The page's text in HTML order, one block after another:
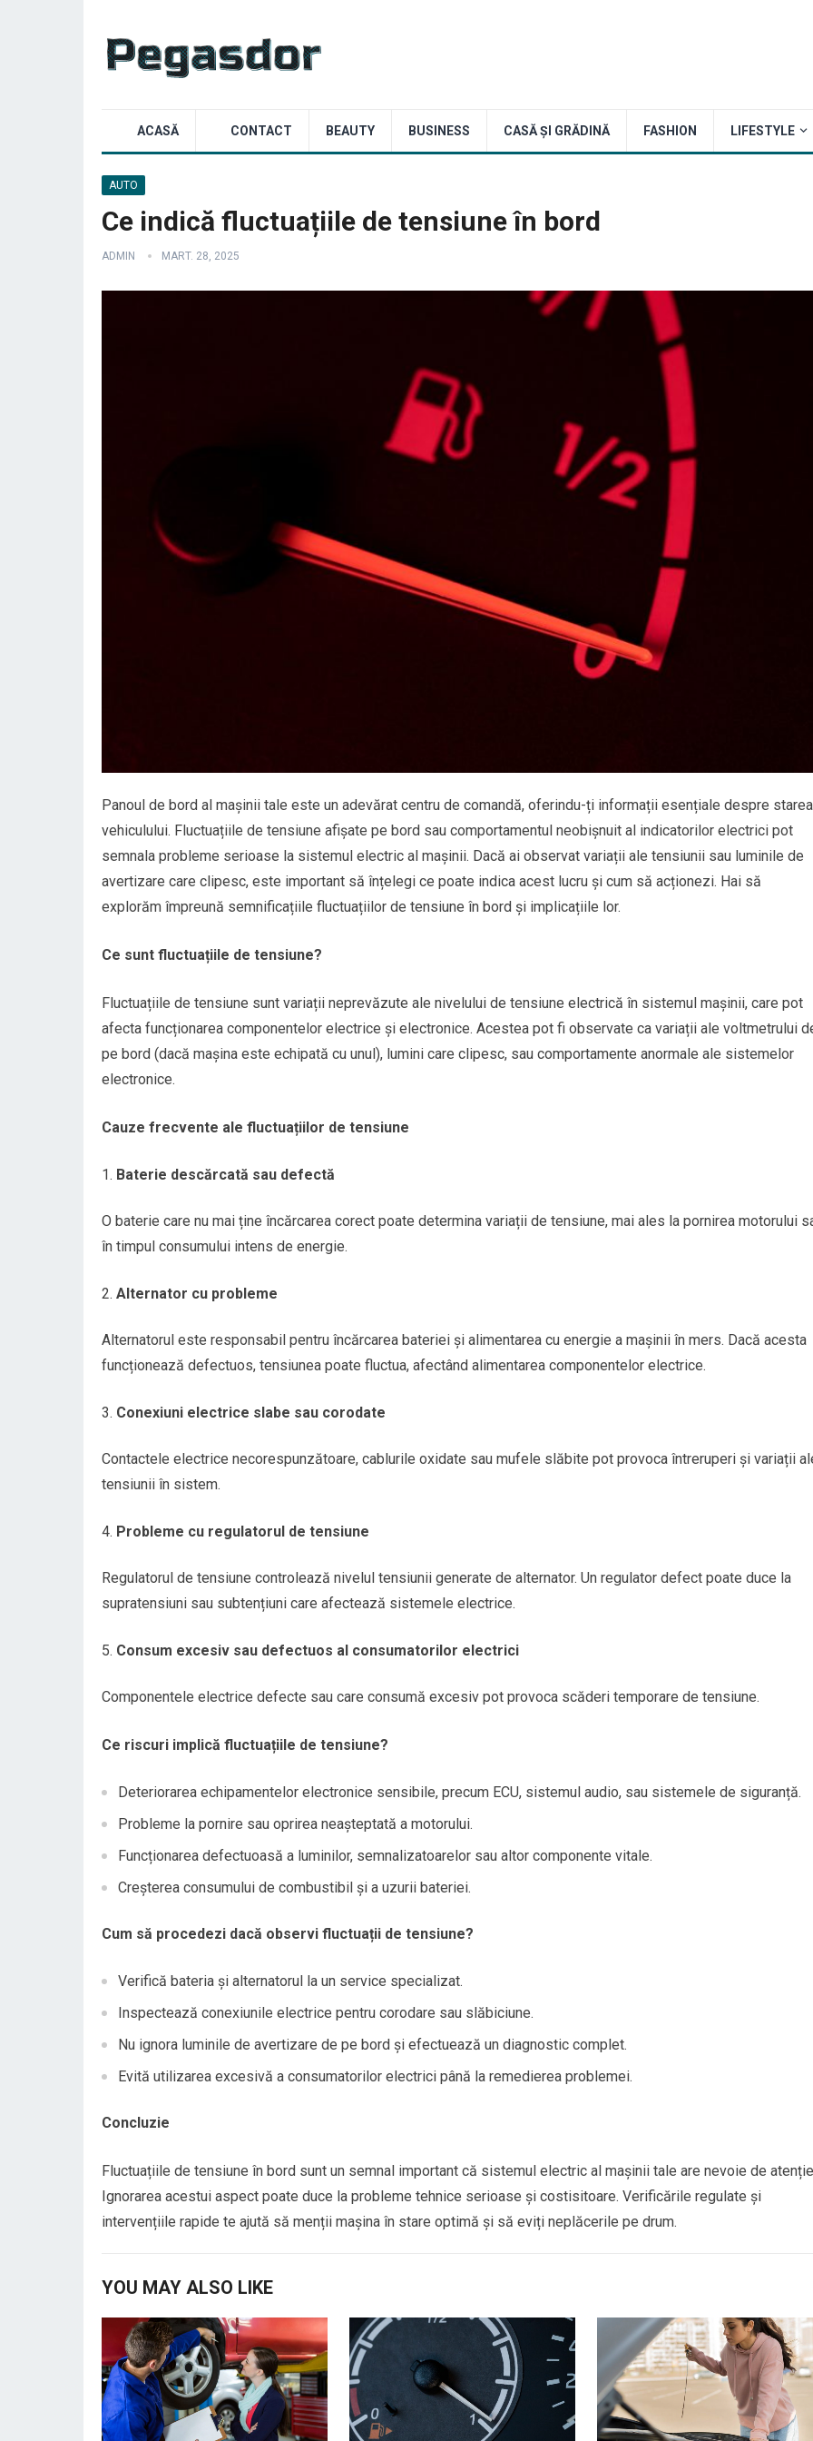
ACASĂ CONTACT BEAUTY BUSINESS CASĂ ȘI GRĂDINĂ FASHION LIFESTYLE
AUTO
Ce indică fluctuațiile de tensiune în bord
ADMIN MART. 28, 2025
Panoul de bord al mașinii tale este un adevărat centru de comandă, oferindu-ți informații esențiale despre starea
vehiculului. Fluctuațiile de tensiune afișate pe bord sau comportamentul neobișnuit al indicatorilor electrici pot
semnala probleme serioase la sistemul electric al mașinii. Dacă ai observat variații ale tensiunii sau luminile de
avertizare care clipesc, este important să înțelegi ce poate indica acest lucru și cum să acționezi. Hai să
explorăm împreună semnificațiile fluctuațiilor de tensiune în bord și implicațiile lor.
Ce sunt fluctuațiile de tensiune?
Fluctuațiile de tensiune sunt variații neprevăzute ale nivelului de tensiune electrică în sistemul mașinii, care pot
afecta funcționarea componentelor electrice și electronice. Acestea pot fi observate ca variații ale voltmetrului
pe bord (dacă mașina este echipată cu unul), lumini care clipesc, sau comportamente anormale ale sistemelor
electronice.
Cauze frecvente ale fluctuațiilor de tensiune
Baterie descărcată sau defectă
O baterie care nu mai ține încărcarea corect poate determina variații de tensiune, mai ales la pornirea motorului
în timpul consumului intens de energie.
Alternator cu probleme
Alternatorul este responsabil pentru încărcarea bateriei și alimentarea cu energie a mașinii în mers. Dacă acesta
funcționează defectuos, tensiunea poate fluctua, afectând alimentarea componentelor electrice.
Conexiuni electrice slabe sau corodate
Contactele electrice necorespunzătoare, cablurile oxidate sau mufele slăbite pot provoca întreruperi și variații
tensiunii în sistem.
Probleme cu regulatorul de tensiune
Regulatorul de tensiune controlează nivelul tensiunii generate de alternator. Un regulator defect poate duce la
supratensiuni sau subtențiuni care afectează sistemele electrice.
Consum excesiv sau defectuos al consumatorilor electrici
Componentele electrice defecte sau care consumă excesiv pot provoca scăderi temporare de tensiune.
Ce riscuri implică fluctuațiile de tensiune?
Deteriorarea echipamentelor electronice sensibile, precum ECU, sistemul audio, sau sistemele de siguranță.
Probleme la pornire sau oprirea neașteptată a motorului.
Funcționarea defectuoasă a luminilor, semnalizatoarelor sau altor componente vitale.
Creșterea consumului de combustibil și a uzurii bateriei.
Cum să procedezi dacă observi fluctuații de tensiune?
Verifică bateria și alternatorul la un service specializat.
Inspectează conexiunile electrice pentru corodare sau slăbiciune.
Nu ignora luminile de avertizare de pe bord și efectuează un diagnostic complet.
Evită utilizarea excesivă a consumatorilor electrici până la remedierea problemei.
Concluzie
Fluctuațiile de tensiune în bord sunt un semnal important că sistemul electric al mașinii tale are nevoie de
Ignorarea acestui aspect poate duce la probleme tehnice serioase și costisitoare. Verificările regulate și
intervențiile rapide te ajută să menții mașina în stare optimă și să eviți neplăcerile pe drum.
YOU MAY ALSO LIKE